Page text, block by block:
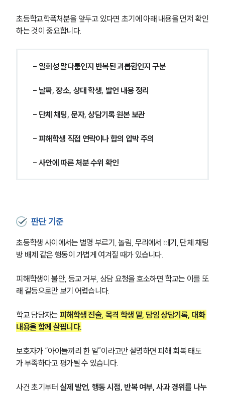
초등학교학폭처분을 앞두고 있다면 초기에 아래 내용을 먼저 확인
하는 것이 중요합니다.
- 일회성 말다툼인지 반복된 괴롭힘인지 구분
- 날짜, 장소, 상대 학생, 발언 내용 정리
- 단체 채팅, 문자, 상담기록 원본 보관
- 피해학생 직접 연락이나 합의 압박 주의
- 사안에 따른 처분 수위 확인
판단 기준
초등학생 사이에서는 별명 부르기, 놀림, 무리에서 빼기, 단체 채팅
방 배제 같은 행동이 가볍게 여겨질 때가 있습니다.
피해학생이 불안, 등교 거부, 상담 요청을 호소하면 학교는 이를 또
래 갈등으로만 보기 어렵습니다.
학교 담당자는 피해학생 진술, 목격 학생 말, 담임 상담기록, 대화
내용을 함께 살핍니다.
보호자가 “아이들끼리 한 일”이라고만 설명하면 피해 회복 태도
가 부족하다고 평가될 수 있습니다.
사건 초기부터 실제 발언, 행동 시점, 반복 여부, 사과 경위를 나누